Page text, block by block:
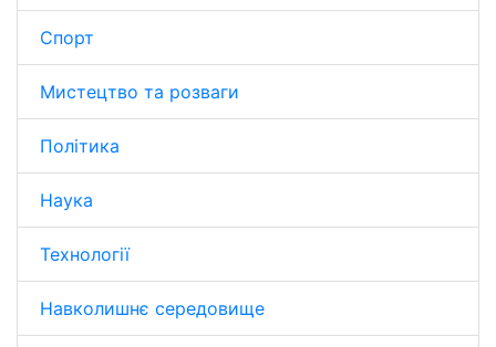
Спорт
Мистецтво та розваги
Політика
Наука
Технології
Навколишнє середовище